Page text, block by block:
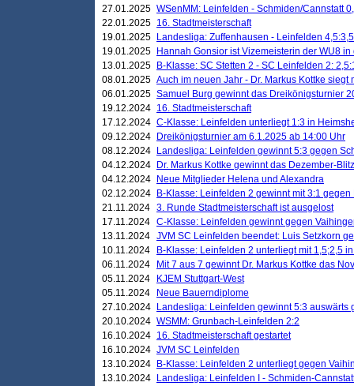
27.01.2025 WSenMM: Leinfelden - Schmiden/Cannstatt
22.01.2025 16. Stadtmeisterschaft
19.01.2025
Landesliga: Zuffenhausen - Leinfelden 4,5:3,5
19.01.2025
Hannah Gonsior ist Vizemeisterin der WU8 in
13.01.2025
B-Klasse: SC Stetten 2 - SC Leinfelden 2:
08.01.2025 Auch im neuen Jahr - Dr. Markus Kottke
06.01.2025 Samuel Burg gewinnt das Dreikönigsturnier
19.12.2024 16. Stadtmeisterschaft
17.12.2024 C-Klasse: Leinfelden unterliegt 1:3 in
09.12.2024
Dreikönigsturnier am 6.1.2025 ab 14:00 Uhr
08.12.2024
Landesliga: Leinfelden gewinnt 5:3 gegen
04.12.2024
Dr. Markus Kottke gewinnt das Dezember-
04.12.2024
Neue Mitglieder Helena und Alexandra
02.12.2024
B-Klasse: Leinfelden 2 gewinnt mit 3:1
21.11.2024 3. Runde Stadtmeisterschaft ist ausgelost
17.11.2024 C-Klasse: Leinfelden gewinnt gegen
13.11.2024 JVM SC Leinfelden beendet: Luis Setzkorn
10.11.2024
B-Klasse: Leinfelden 2 unterliegt mit 1,5;2,5
06.11.2024
Mit 7 aus 7 gewinnt Dr. Markus Kottke das
05.11.2024
KJEM Stuttgart-West
05.11.2024
Neue Bauerndiplome
27.10.2024
Landesliga: Leinfelden gewinnt 5:3 auswärts
20.10.2024 WSMM: Grunbach-Leinfelden 2:2
16.10.2024 16. Stadtmeisterschaft gestartet
16.10.2024 JVM SC Leinfelden
13.10.2024
B-Klasse: Leinfelden 2 unterliegt gegen
13.10.2024
Landesliga: Leinfelden I - Schmiden-